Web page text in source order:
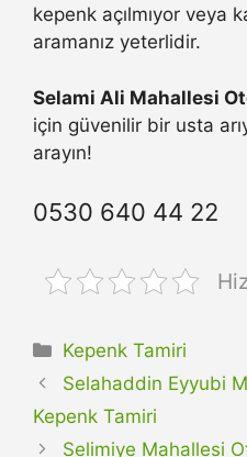
kepenk açılmıyor veya
aramanız yeterlidir.
Selami Ali Mahallesi
için güvenilir bir usta
arayın!
0530 640 44 22
Kategoriler
Kepenk Tamiri
Selahaddin Eyyubi
Kepenk Tamiri
Selimiye Mahallesi